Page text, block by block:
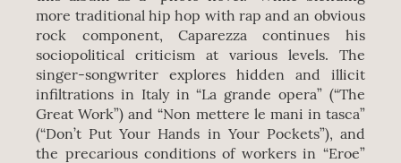
more traditional hip hop with rap and an obvious
rock component, Caparezza continues his
sociopolitical criticism at various levels. The
singer-songwriter explores hidden and illicit
infiltrations in Italy in “La grande opera” (“The
Great Work”) and “Non mettere le mani in tasca”
(“Don’t Put Your Hands in Your Pockets”), and
the precarious conditions of workers in “Eroe”